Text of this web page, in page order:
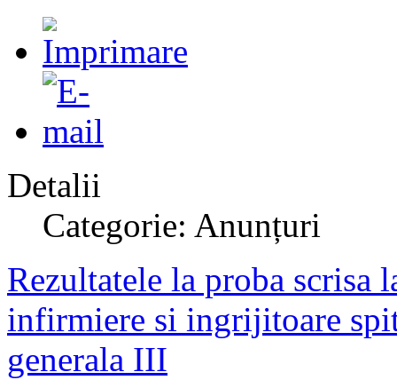
Detalii
Categorie: Anunțuri
Rezultatele la proba scrisa
infirmiere si ingrijitoare
generala III